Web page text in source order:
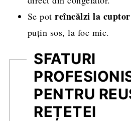
Se potreîncălzi la
puțin sos, la foc mic.
SFATURI
PENTRU
REȚETEI